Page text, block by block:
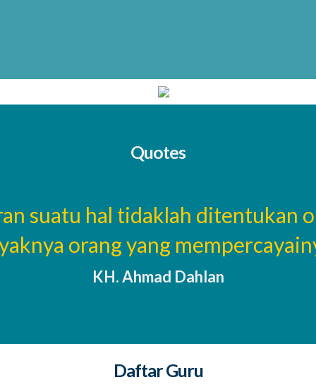
Quotes
suatu hal tidaklah ditentukan
orang yang
KH. Ahmad Dahlan
Daftar GuruMudmaidah, S.Pd